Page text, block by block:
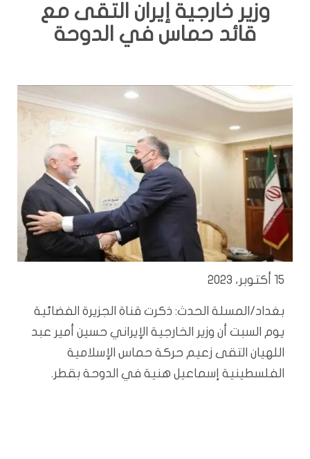
وزير خارجية إيران التقى مع
قائد حماس في الدوحة
15 أكتوبر، 2023
بغداد/المسلة الحدث: ذكرت قناة الجزيرة الفضائية
يوم السبت أن وزير الخارجية الإيراني حسين أمير عبد
اللهيان التقى زعيم حركة حماس الإسلامية
الفلسطينية إسماعيل هنية في الدوحة بقطر.